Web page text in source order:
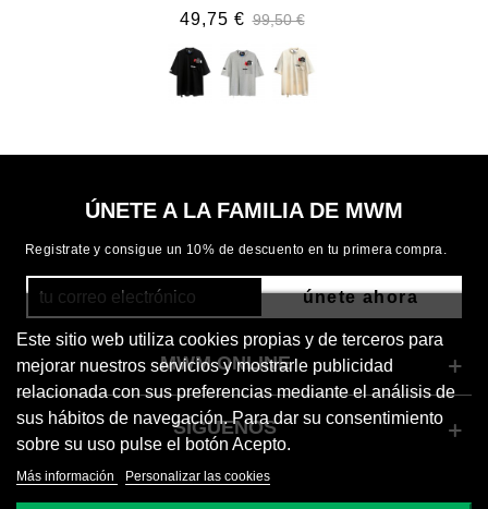
49,75 € 99,50 €
ÚNETE A LA FAMILIA DE MWM
Registrate y consigue un 10% de descuento en tu primera compra.
únete ahora
Este sitio web utiliza cookies propias y de terceros para
mejorar nuestros servicios y mostrarle publicidad
relacionada con sus preferencias mediante el análisis de
sus hábitos de navegación. Para dar su consentimiento
sobre su uso pulse el botón Acepto.
Más información Personalizar las cookies
MWM ONLINE
SÍGUENOS